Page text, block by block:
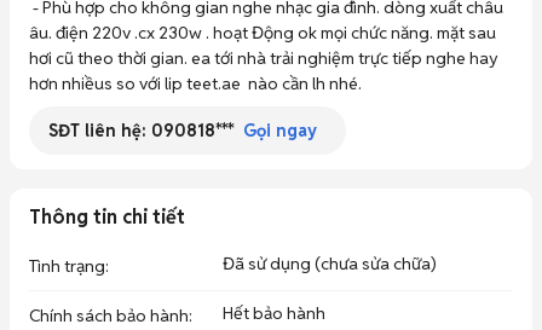
âu. điện 220v .cx 230w . hoạt Động ok mọi chức năng. mặt sau
hơi cũ theo thời gian. ea tới nhà trải nghiệm trực tiếp nghe hay
hơn nhiềus so với lip teet.ae  nào cần lh nhé.
SĐT liên hệ: 090818*** Gọi ngay
Thông tin chi tiết
Tình trạng: Đã sử dụng (chưa sửa chữa)
Chính sách bảo hành: Hết bảo hành